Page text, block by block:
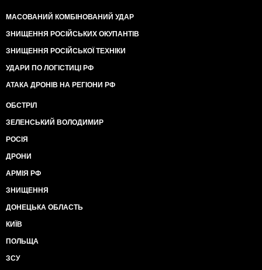
МАСОВАНИЙ КОМБІНОВАНИЙ УДАР
ЗНИЩЕННЯ РОСІЙСЬКИХ ОКУПАНТІВ
ЗНИЩЕННЯ РОСІЙСЬКОЇ ТЕХНІКИ
УДАРИ ПО ЛОГІСТИЦІ РФ
АТАКА ДРОНІВ НА РЕГІОНИ РФ
ОБСТРІЛ
ЗЕЛЕНСЬКИЙ ВОЛОДИМИР
РОСІЯ
ДРОНИ
АРМІЯ РФ
ЗНИЩЕННЯ
ДОНЕЦЬКА ОБЛАСТЬ
КИЇВ
ПОЛЬЩА
ЗСУ